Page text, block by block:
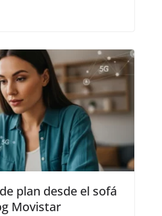
plan desde el sofá
Movistar